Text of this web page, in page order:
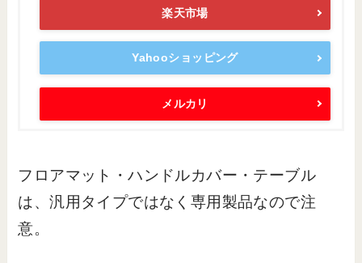
楽天市場
Yahooショッピング
メルカリ
フロアマット・ハンドルカバー・テーブル
は、汎用タイプではなく専用製品なので注
意。